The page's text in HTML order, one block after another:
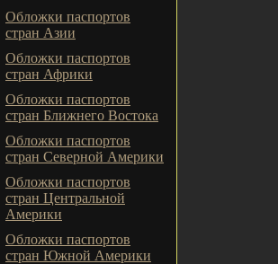
Обложки паспортов
стран Азии
Обложки паспортов
стран Африки
Обложки паспортов
стран Ближнего Востока
Обложки паспортов
стран Северной Америки
Обложки паспортов
стран Центральной
Америки
Обложки паспортов
стран Южной Америки